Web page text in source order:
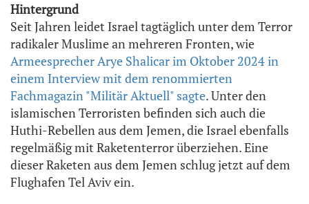
Hintergrund
Seit Jahren leidet Israel tagtäglich unter dem Terror
radikaler Muslime an mehreren Fronten, wie
Armeesprecher Arye Shalicar im Oktober 2024 in
einem Interview mit dem renommierten
Fachmagazin "Militär Aktuell" sagte. Unter den
islamischen Terroristen befinden sich auch die
Huthi-Rebellen aus dem Jemen, die Israel ebenfalls
regelmäßig mit Raketenterror überziehen. Eine
dieser Raketen aus dem Jemen schlug jetzt auf dem
Flughafen Tel Aviv ein.